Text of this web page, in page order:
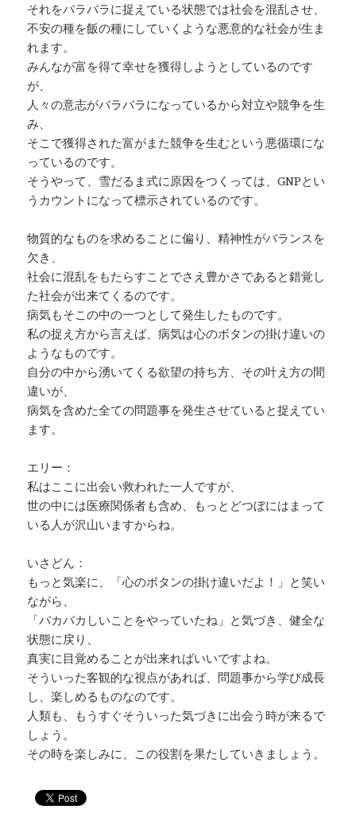
それをバラバラに捉えている状態では社会を混乱させ、
不安の種を飯の種にしていくような悪意的な社会が生ま
れます。
みんなが富を得て幸せを獲得しようとしているのです
が、
人々の意志がバラバラになっているから対立や競争を生
み、
そこで獲得された富がまた競争を生むという悪循環にな
っているのです。
そうやって、雪だるま式に原因をつくっては、GNPとい
うカウントになって標示されているのです。
物質的なものを求めることに偏り、精神性がバランスを
欠き、
社会に混乱をもたらすことでさえ豊かさであると錯覚し
た社会が出来てくるのです。
病気もそこの中の一つとして発生したものです。
私の捉え方から言えば、病気は心のボタンの掛け違いの
ようなものです。
自分の中から湧いてくる欲望の持ち方、その叶え方の間
違いが、
病気を含めた全ての問題事を発生させていると捉えてい
ます。
エリー：
私はここに出会い救われた一人ですが、
世の中には医療関係者も含め、もっとどつぼにはまって
いる人が沢山いますからね。
いさどん：
もっと気楽に、「心のボタンの掛け違いだよ！」と笑い
ながら、
「バカバカしいことをやっていたね」と気づき、健全な
状態に戻り、
真実に目覚めることが出来ればいいですよね。
そういった客観的な視点があれば、問題事から学び成長
し、楽しめるものなのです。
人類も、もうすぐそういった気づきに出会う時が来るで
しょう。
その時を楽しみに、この役割を果たしていきましょう。